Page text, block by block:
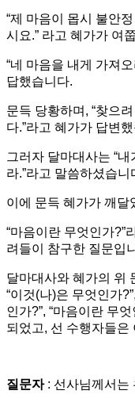
“제 마음이 몹시 불안
시요.” 라고 혜가가 여
“네 마음을 내게 가져
답했습니다.
문득 당황하며, “찾으
다.”라고 혜가가 답변
그러자 달마대사는 “
라.”라고 말씀하셨습니
이에 문득 혜가가 깨달
“마음이란 무엇인가?”
려들이 참구한 질문입
달마대사와 혜가의 위
“이것(나)은 무엇인가
인가?”, “마음이란 무
되었고, 선 수행자들은
질문자 : 선사님께서는